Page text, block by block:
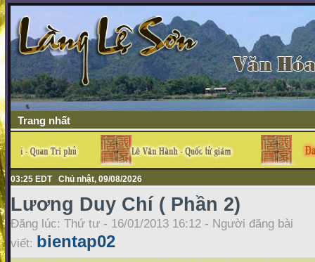
Trang nhất
03:25 EDT Chủ nhật, 09/08/2026
Lương Duy Chí ( Phần 2)
Đăng lúc: Thứ tư - 16/01/2013 16:12 - Người đăng bài
viết: bientap02